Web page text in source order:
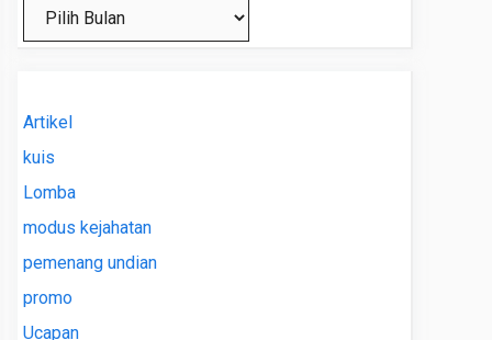
Artikel
kuis
Lomba
modus kejahatan
pemenang undian
promo
Ucapan